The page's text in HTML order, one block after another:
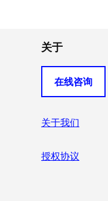
关于
在线咨询
关于我们
授权协议